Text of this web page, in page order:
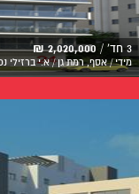
3 חד' / 2,020,000 ₪
מידי / אסף, רמת גן / א.י ברזילי